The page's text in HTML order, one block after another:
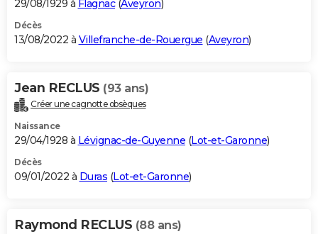
29/08/1929 à Flagnac(Aveyron)
Décès
13/08/2022 à Villefranche-de-Rouergue (Aveyron)
Jean RECLUS (93 ans)
Créer une cagnotte obsèques
Naissance
29/04/1928 à Lévignac-de-Guyenne (Lot-et-Garonne)
Décès
09/01/2022 à Duras (Lot-et-Garonne)
Raymond RECLUS (88 ans)